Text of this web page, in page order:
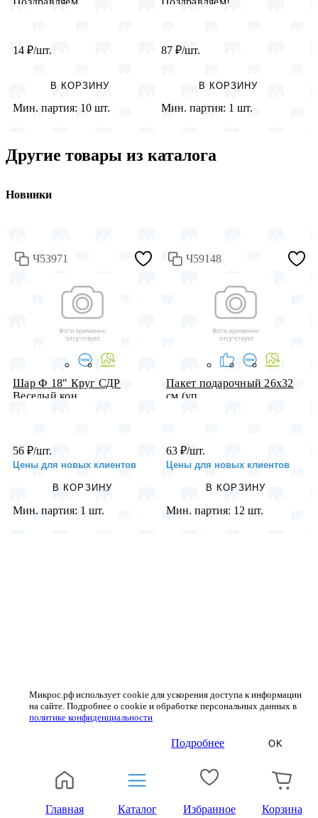
14 ₽/шт.
В КОРЗИНУ
Мин. партия: 10 шт.
87 ₽/шт.
В КОРЗИНУ
Мин. партия: 1 шт.
Другие товары из каталога
Новинки
Ч53971
Шар Ф 18" Круг СДР
Веселый кон...
56 ₽/шт.
Цены для новых клиентов
В КОРЗИНУ
Мин. партия: 1 шт.
Ч59148
Пакет подарочный 26х32
см (уп....
63 ₽/шт.
Цены для новых клиентов
В КОРЗИНУ
Мин. партия: 12 шт.
Микрос.рф использует cookie для ускорения доступа к информации
на сайте. Подробнее о cookie и обработке персональных данных в
политике конфиденциальности
Подробнее OK
Главная Каталог Избранное Корзина